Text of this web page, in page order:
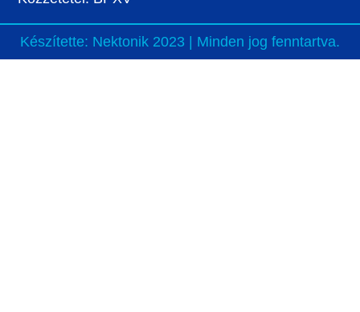
Készítette: Nektonik 2023 | Minden jog fenntartva.